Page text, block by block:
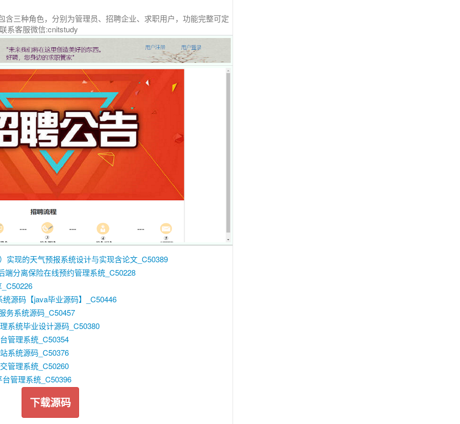
含三种角色，分别为管理员、招聘企业、求职用户，功能完整可定
系客服微信:cnitstudy
实现的天气预报系统设计与实现含论文_C50389
端分离保险在线预约管理系统_C50228
源码【java毕业源码】_C50446
务系统源码_C50457
系统毕业设计源码_C50380
管理系统_C50354
系统源码_C50376
管理系统_C50260
管理系统_C50396
下载源码